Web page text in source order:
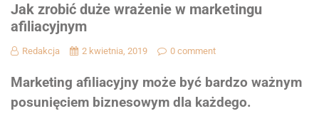
Jak zrobić duże wrażenie w marketingu
afiliacyjnym
Redakcja 2 kwietnia, 2019 0 comment
Marketing afiliacyjny może być bardzo ważnym
posunięciem biznesowym dla każdego.